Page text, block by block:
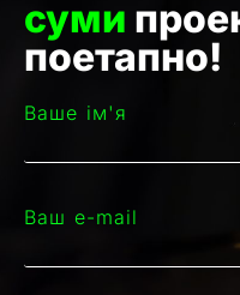
суми
поетапно!
Ваше ім'я
Ваш e-mail